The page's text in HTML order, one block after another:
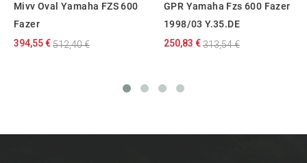
Mivv Oval Yamaha FZS 600
Fazer
394,55 €512,40 €
GPR Yamaha Fzs 600 Fazer
1998/03 Y.35.DE
250,83 €313,54 €